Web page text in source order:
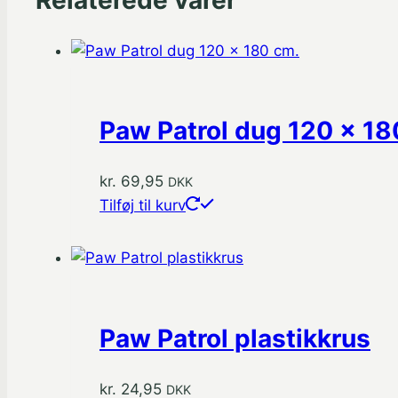
Paw Patrol dug 120 x
kr. 69,95 DKK
Tilføj til kurv
Paw Patrol plastikkrus
kr. 24,95 DKK